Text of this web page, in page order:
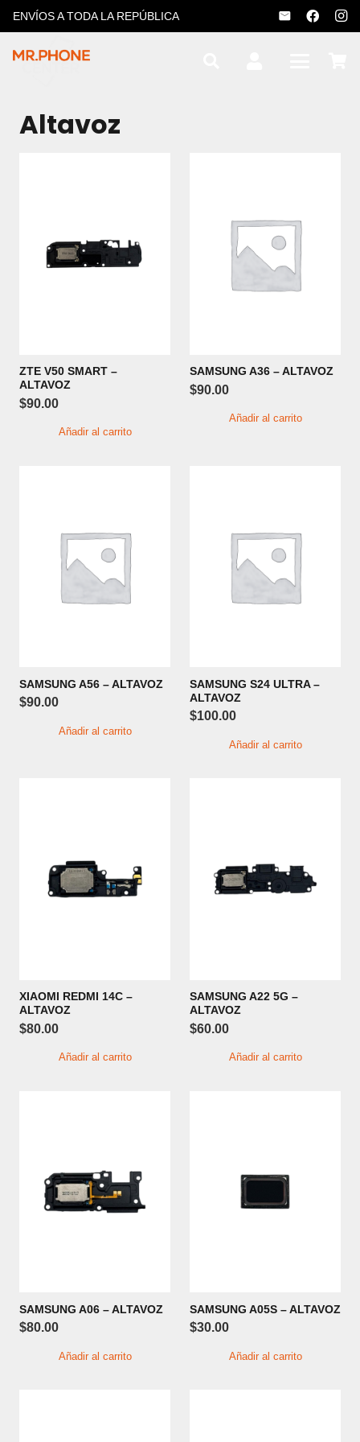
ENVÍOS A TODA LA REPÚBLICA
Altavoz
ZTE V50 SMART –
ALTAVOZ
$90.00
Añadir al carrito
SAMSUNG A36 – ALTAVOZ
$90.00
Añadir al carrito
SAMSUNG A56 – ALTAVOZ
$90.00
Añadir al carrito
SAMSUNG S24 ULTRA –
ALTAVOZ
$100.00
Añadir al carrito
XIAOMI REDMI 14C –
ALTAVOZ
$80.00
Añadir al carrito
SAMSUNG A22 5G –
ALTAVOZ
$60.00
Añadir al carrito
SAMSUNG A06 – ALTAVOZ
$80.00
Añadir al carrito
SAMSUNG A05S – ALTAVOZ
$30.00
Añadir al carrito